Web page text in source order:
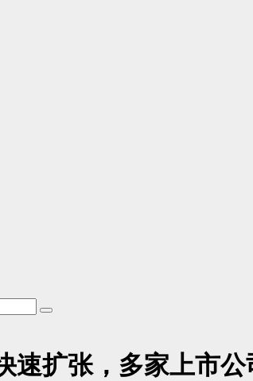
速扩张，多家上市